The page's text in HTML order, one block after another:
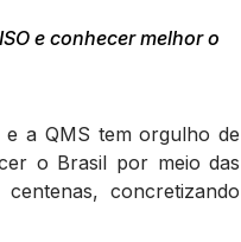
e conhecer melhor o
e a QMS tem orgulho de
o Brasil por meio das
concretizando